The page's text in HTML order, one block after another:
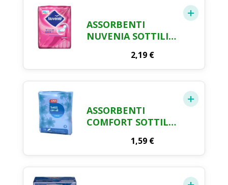
ASSORBENTI
NUVENIA SOTTILI
2,19 €
ASSORBENTI
COMFORT SOTTILI
1,59 €